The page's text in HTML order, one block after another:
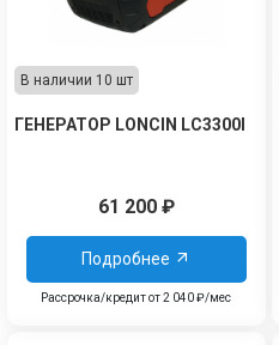
В наличии 10 шт
ГЕНЕРАТОР LONCIN LC3300I
61 200₽
Подробнее
Рассрочка/кредит от 2 040 ₽/мес